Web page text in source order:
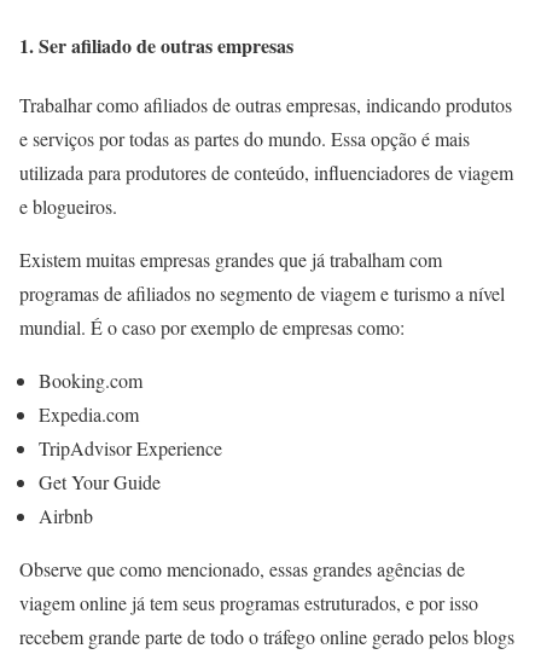
1. Ser afiliado de outras empresas
Trabalhar como afiliados de outras empresas, indicando produtos
e serviços por todas as partes do mundo. Essa opção é mais
utilizada para produtores de conteúdo, influenciadores de viagem
e blogueiros.
Existem muitas empresas grandes que já trabalham com
programas de afiliados no segmento de viagem e turismo a nível
mundial. É o caso por exemplo de empresas como:
Booking.com
Expedia.com
TripAdvisor Experience
Get Your Guide
Airbnb
Observe que como mencionado, essas grandes agências de
viagem online já tem seus programas estruturados, e por isso
recebem grande parte de todo o tráfego online gerado pelos blogs